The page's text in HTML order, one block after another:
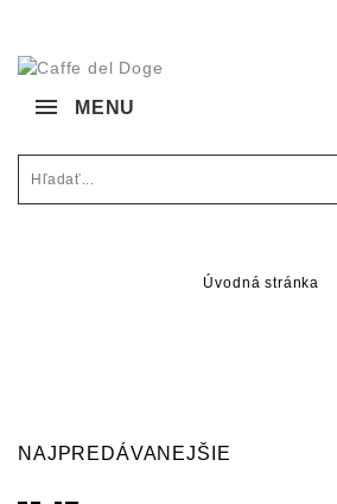
MENU
Úvodná stránka
NAJPREDÁVANEJŠIE